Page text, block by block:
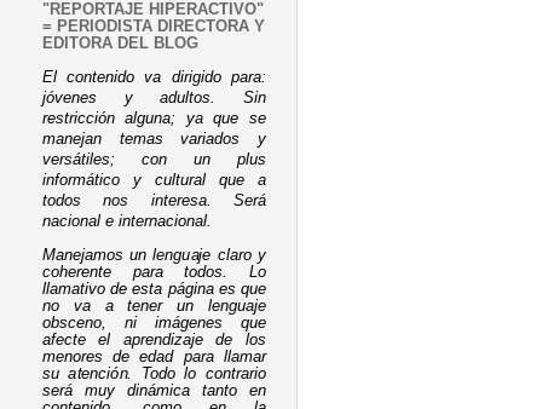
"REPORTAJE HIPERACTIVO"
= PERIODISTA DIRECTORA Y
EDITORA DEL BLOG
El contenido va dirigido para:
jóvenes y adultos. Sin
restricción alguna; ya que se
manejan temas variados y
versátiles; con un plus
informático y cultural que a
todos nos interesa. Será
nacional e internacional.
Manejamos un lenguaje claro y
coherente para todos. Lo
llamativo de esta página es que
no va a tener un lenguaje
obsceno, ni imágenes que
afecte el aprendizaje de los
menores de edad para llamar
su atención. Todo lo contrario
será muy dinámica tanto en